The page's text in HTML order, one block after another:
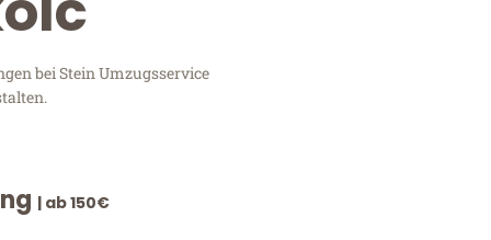
bei Stein Umzugsservice
| ab 150€